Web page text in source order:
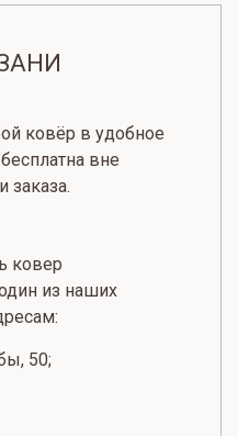
ковёр в удобное
вне
заказа.
ковер
из наших
50;